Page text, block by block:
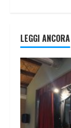
LEGGI ANCORA